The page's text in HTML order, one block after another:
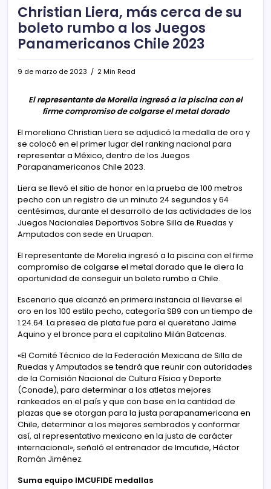
Christian Liera, más cerca de su
boleto rumbo a los Juegos
Panamericanos Chile 2023
9 de marzo de 2023 2 Min Read
El representante de Morelia ingresó a la piscina con el
firme compromiso de colgarse el metal dorado
El moreliano Christian Liera se adjudicó la medalla de oro y
se colocó en el primer lugar del ranking nacional para
representar a México, dentro de los Juegos
Parapanamericanos Chile 2023.
Liera se llevó el sitio de honor en la prueba de 100 metros
pecho con un registro de un minuto 24 segundos y 64
centésimas, durante el desarrollo de las actividades de los
Juegos Nacionales Deportivos Sobre Silla de Ruedas y
Amputados con sede en Uruapan.
El representante de Morelia ingresó a la piscina con el firme
compromiso de colgarse el metal dorado que le diera la
oportunidad de conseguir un boleto rumbo a Chile.
Escenario que alcanzó en primera instancia al llevarse el
oro en los 100 estilo pecho, categoría SB9 con un tiempo de
1.24.64. La presea de plata fue para el queretano Jaime
Aquino y el bronce para el capitalino Milán Batcenas.
«El Comité Técnico de la Federación Mexicana de Silla de
Ruedas y Amputados se tendrá que reunir con autoridades
de la Comisión Nacional de Cultura Física y Deporte
(Conade), para determinar a los atletas mejores
rankeados en el país y que con base en la cantidad de
plazas que se otorgan para la justa parapanamericana en
Chile, determinar a los mejores sembrados y conformar
así, al representativo mexicano en la justa de carácter
internacional», señaló el entrenador de Imcufide, Héctor
Román Jiménez.
Suma equipo IMCUFIDE medallas